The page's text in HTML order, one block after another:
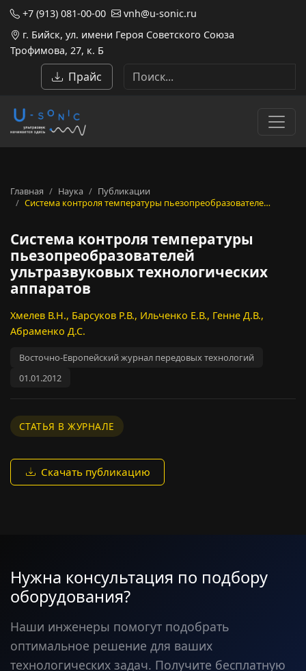
+7 (913) 081-00-00
vnh@u-sonic.ru
г. Бийск, ул. имени Героя Советского Союза
Трофимова, 27, к. Б
Прайс
Главная Наука
Публикации
Система контроля температуры пьезопреобразователе…
Система контроля температуры
пьезопреобразователей
ультразвуковых технологических
аппаратов
Хмелев В.Н., Барсуков Р.В., Ильченко Е.В., Генне Д.В.,
Абраменко Д.С.
Восточно-Европейский журнал передовых технологий
01.01.2012
СТАТЬЯ В ЖУРНАЛЕ
Скачать публикацию
Нужна консультация по подбору
оборудования?
Наши инженеры помогут подобрать
оптимальное решение для ваших
технологических задач. Получите бесплатную